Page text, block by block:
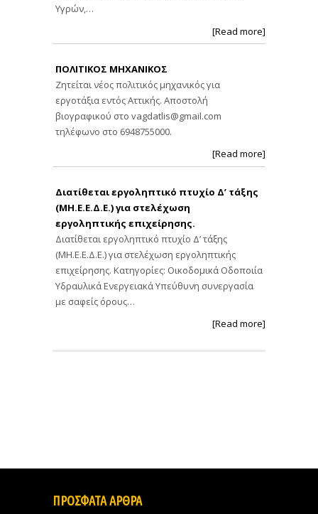
Υγρών,…
[Read more]
ΠΟΛΙΤΙΚΟΣ ΜΗΧΑΝΙΚΟΣ
Ζητείται νέος πολιτικός μηχανικός για
εργοτάξια εντός Αττικής. Αποστολή
βιογραφικού στο vagdatlis@gmail.com
τηλέφωνο στο 6948755000.
[Read more]
Διατίθεται εργοληπτικό πτυχίο Δ’ τάξης
(ΜΗ.Ε.Ε.Δ.Ε.) για στελέχωση
εργοληπτικής επιχείρησης.
Διατίθεται εργοληπτικό πτυχίο Δ’ τάξης
(ΜΗ.Ε.Ε.Δ.Ε.) για στελέχωση εργοληπτικής
επιχείρησης. Κατηγορίες: Οικοδομικά Οδοποιία
Υδραυλικά Ενεργειακά Υπεύθυνη συνεργασία
με σαφείς όρους…
[Read more]
ΠΡΟΣΦΑΤΑ ΑΡΘΡΑ